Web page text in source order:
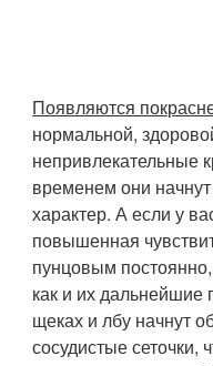
Появляются
нормальной,
непривлекательные
временем они
характер. А если у
повышенная
пунцовым
как и их дальнейшие
щеках и лбу начнут
сосудистые сеточки,